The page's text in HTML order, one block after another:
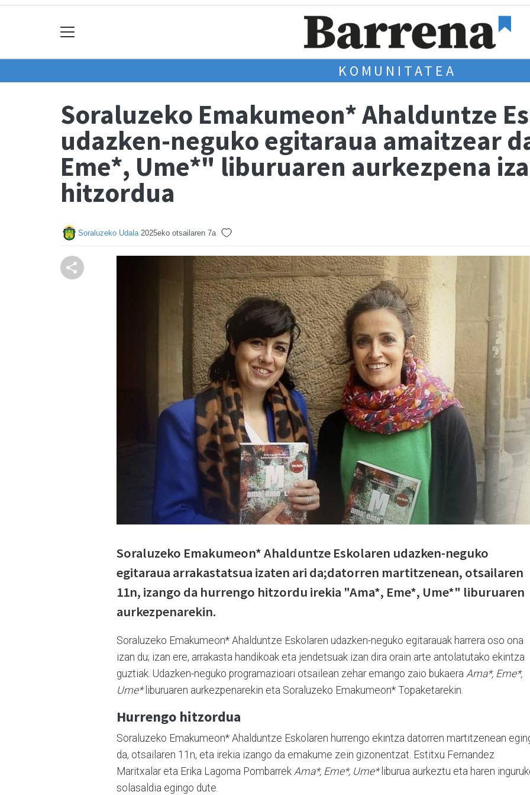
KOMUNITATEA
Soraluzeko Emakumeon* Ahalduntze
udazken-neguko egitaraua amaitzear
Eme*, Ume*" liburuaren aurkezpena
hitzordua
Soraluzeko Udala 2025eko otsailaren 7a
Soraluzeko Emakumeon* Ahalduntze Eskolaren udazken-neguko
egitaraua arrakastatsua izaten ari da;datorren martitzenean, otsailaren
11n, izango da hurrengo hitzordu irekia "Ama*, Eme*, Ume*" liburuaren
aurkezpenarekin.
Soraluzeko Emakumeon* Ahalduntze Eskolaren udazken-neguko egitarauak harrera oso ona
izan du; izan ere, arrakasta handikoak eta jendetsuak izan dira orain arte antolatutako ekintza
guztiak. Udazken-neguko programazioari otsailean zehar emango zaio bukaera Ama*, Eme*,
Ume* liburuaren aurkezpenarekin eta Soraluzeko Emakumeon* Topaketarekin.
Hurrengo hitzordua
Soraluzeko Emakumeon* Ahalduntze Eskolaren hurrengo ekintza datorren martitzenean
da, otsailaren 11n, eta irekia izango da emakume zein gizonentzat. Estitxu Fernandez
Maritxalar eta Erika Lagoma Pombarrek Ama*, Eme*, Ume* liburua aurkeztu eta haren
solasaldia egingo dute.